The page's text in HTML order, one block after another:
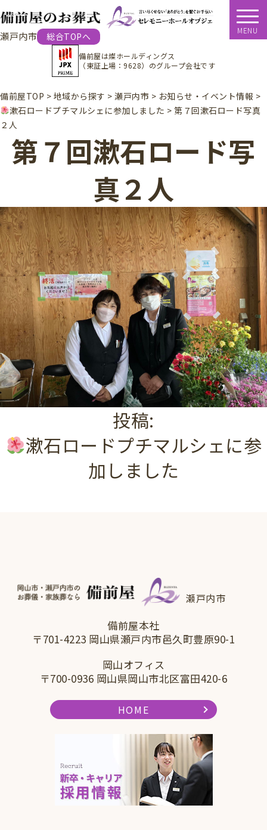
総合TOPへ
瀬戸内市
備前屋は燦ホールディングス
（東証上場：9628） のグループ会社です
MENU
備前屋TOP > 地域から探す > 瀬戸内市 > お知らせ・イベント情報 >
漱石ロードプチマルシェに参加しました >第７回漱石ロード写真
２人
第７回漱石ロード写
真２人
投稿:
漱石ロードプチマルシェに参
加しました
瀬戸内市
備前屋本社
〒701-4223 岡山県瀬戸内市邑久町豊原90-1
岡山オフィス
〒700-0936 岡山県岡山市北区富田420-6
HOME